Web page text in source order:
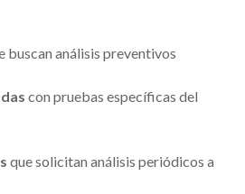
buscan análisis preventivos
con pruebas específicas del
que solicitan análisis periódicos a